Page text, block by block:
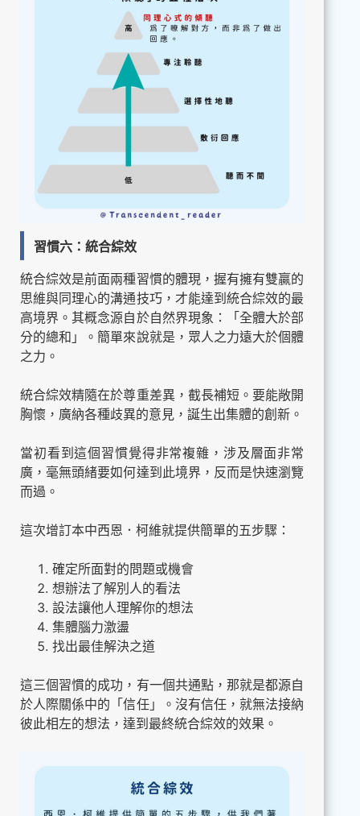
習慣六：統合綜效
統合綜效是前面兩種習慣的體現，握有擁有雙贏的
思維與同理心的溝通技巧，才能達到統合綜效的最
高境界。其概念源自於自然界現象：「全體大於部
分的總和」。簡單來說就是，眾人之力遠大於個體
之力。
統合綜效精隨在於尊重差異，截長補短。要能敞開
胸懷，廣納各種歧異的意見，誕生出集體的創新。
當初看到這個習慣覺得非常複雜，涉及層面非常
廣，毫無頭緒要如何達到此境界，反而是快速瀏覽
而過。
這次增訂本中西恩．柯維就提供簡單的五步驟：
確定所面對的問題或機會
想辦法了解別人的看法
設法讓他人理解你的想法
集體腦力激盪
找出最佳解決之道
這三個習慣的成功，有一個共通點，那就是都源自
於人際關係中的「信任」。沒有信任，就無法接納
彼此相左的想法，達到最終統合綜效的效果。